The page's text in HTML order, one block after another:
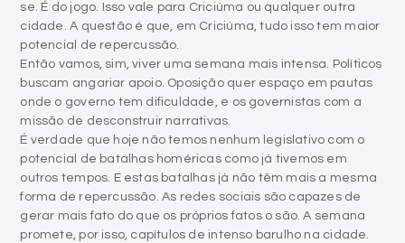
se. É do jogo. Isso vale para Criciúma ou qualquer outra
cidade. A questão é que, em Criciúma, tudo isso tem maior
potencial de repercussão.
Então vamos, sim, viver uma semana mais intensa. Políticos
buscam angariar apoio. Oposição quer espaço em pautas
onde o governo tem dificuldade, e os governistas com a
missão de desconstruir narrativas.
É verdade que hoje não temos nenhum legislativo com o
potencial de batalhas homéricas como já tivemos em
outros tempos. E estas batalhas já não têm mais a mesma
forma de repercussão. As redes sociais são capazes de
gerar mais fato do que os próprios fatos o são. A semana
promete, por isso, capítulos de intenso barulho na cidade.